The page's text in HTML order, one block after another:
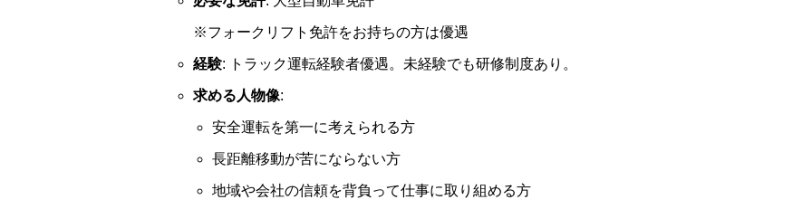
※フォークリフト免許をお持ちの方は優遇
経験: トラック運転経験者優遇。未経験でも研修制度あり。
求める人物像:
安全運転を第一に考えられる方
長距離移動が苦にならない方
地域や会社の信頼を背負って仕事に取り組める方